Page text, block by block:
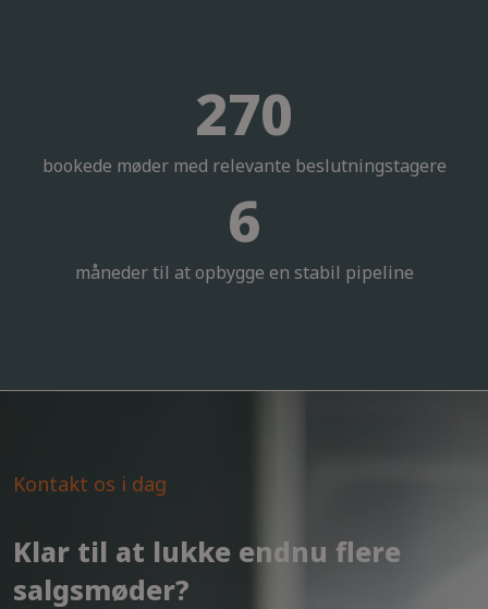
270
bookede møder med relevante beslutningstagere
6
måneder til at opbygge en stabil pipeline
Kontakt os i dag
Klar til at lukke endnu flere
salgsmøder?